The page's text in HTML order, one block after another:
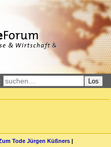
Los
Tode Jürgen Küßners |